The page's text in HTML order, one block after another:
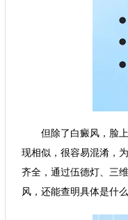
但除了白癜风，脸上
现相似，很容易混淆，
齐全，通过伍德灯、三
风，还能查明具体是什